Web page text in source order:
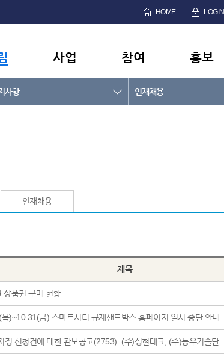
HOME LOGIN
사업 참여 홍보
사항 인재채용
인재채용
제목
상품권 구매 현황
)~10.31(금) 스마트시티 규제샌드박스 홈페이지 일시 중단 안내
정 신청건에 대한 관보공고(2753)_(주)성현테크, (주)동우기술단